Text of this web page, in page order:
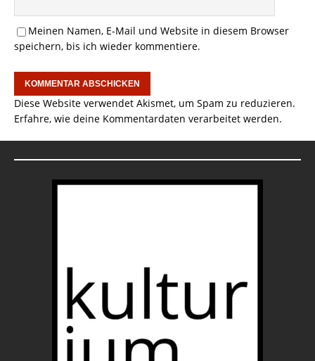
Meinen Namen, E-Mail und Website in diesem Browser
speichern, bis ich wieder kommentiere.
Diese Website verwendet Akismet, um Spam zu reduzieren.
Erfahre, wie deine Kommentardaten verarbeitet werden.